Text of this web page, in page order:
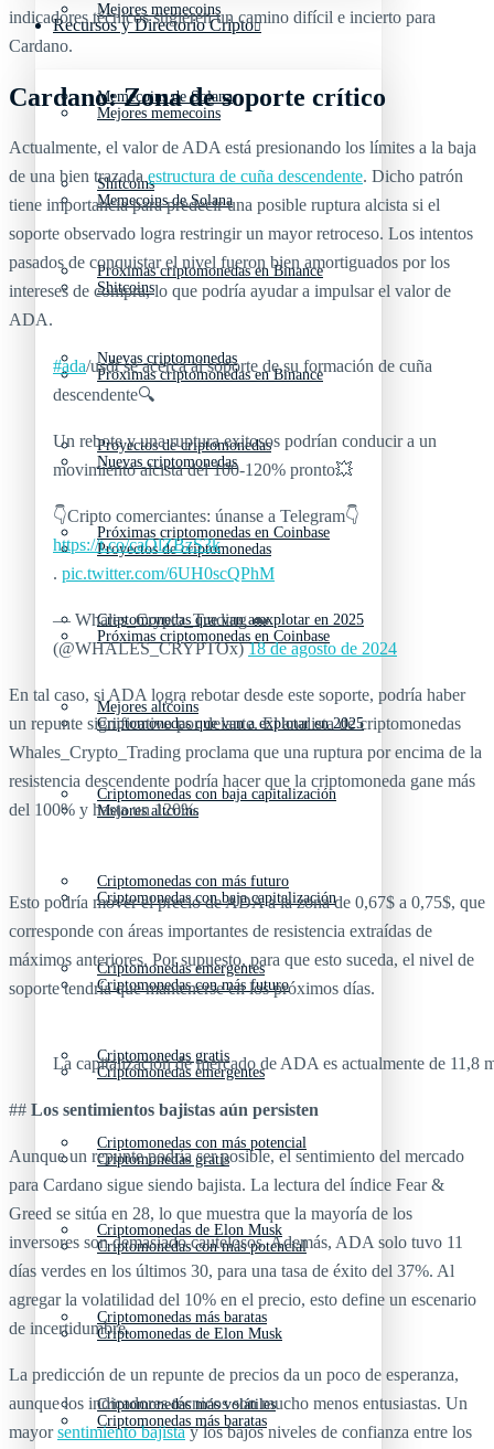
Mejores memecoins
Memecoins de Solana
Shitcoins
Próximas criptomonedas en Binance
Nuevas criptomonedas
Proyectos de criptomonedas
Próximas criptomonedas en Coinbase
Criptomonedas que van a explotar en 2025
Mejores altcoins
Criptomonedas con baja capitalización
Criptomonedas con más futuro
Criptomonedas emergentes
Criptomonedas gratis
Criptomonedas con más potencial
Criptomonedas de Elon Musk
Criptomonedas más baratas
Criptomonedas más volátiles
Recursos y Directorio Cripto
Mejores memecoins
Memecoins de Solana
Shitcoins
Próximas criptomonedas en Binance
Nuevas criptomonedas
Proyectos de criptomonedas
Próximas criptomonedas en Coinbase
Criptomonedas que van a explotar en 2025
Mejores altcoins
Criptomonedas con baja capitalización
Criptomonedas con más futuro
Criptomonedas emergentes
Criptomonedas gratis
Criptomonedas con más potencial
Criptomonedas de Elon Musk
Criptomonedas más baratas
indicadores técnicos sugieren un camino difícil e incierto para
Cardano.
Cardano: Zona de soporte crítico
Actualmente, el valor de ADA está presionando los límites a la baja
de una bien trazada estructura de cuña descendente. Dicho patrón
tiene importancia para predecir una posible ruptura alcista si el
soporte observado logra restringir un mayor retroceso. Los intentos
pasados de conquistar el nivel fueron bien amortiguados por los
intereses de compra, lo que podría ayudar a impulsar el valor de
ADA.
#ada/usdt se acerca al soporte de su formación de cuña
descendente🔍
Un rebote y una ruptura exitosos podrían conducir a un
movimiento alcista del 100-120% pronto💥
👇Cripto comerciantes: únanse a Telegram👇
https://t.co/caOlZBzS3k
. pic.twitter.com/6UH0scQPhM
— Whales_Crypto_Trading 🐋
(@WHALES_CRYPTOx)18 de agosto de 2024
En tal caso, si ADA logra rebotar desde este soporte, podría haber
un repunte significativo por delante. El analista de criptomonedas
Whales_Crypto_Trading proclama que una ruptura por encima de la
resistencia descendente podría hacer que la criptomoneda gane más
del 100% y hasta un 120%.
Esto podría mover el precio de ADA a la zona de 0,67$ a 0,75$, que
corresponde con áreas importantes de resistencia extraídas de
máximos anteriores. Por supuesto, para que esto suceda, el nivel de
soporte tendría que mantenerse en los próximos días.
La capitalización de mercado de ADA es actualmente de 11,8
## Los sentimientos bajistas aún persisten
Aunque un repunte podría ser posible, el sentimiento del mercado
para Cardano sigue siendo bajista. La lectura del índice Fear &
Greed se sitúa en 28, lo que muestra que la mayoría de los
inversores son demasiado cautelosos. Además, ADA solo tuvo 11
días verdes en los últimos 30, para una tasa de éxito del 37%. Al
agregar la volatilidad del 10% en el precio, esto define un escenario
de incertidumbre.
La predicción de un repunte de precios da un poco de esperanza,
aunque los indicadores técnicos son mucho menos entusiastas. Un
mayorsentimiento bajistay los bajos niveles de confianza entre los